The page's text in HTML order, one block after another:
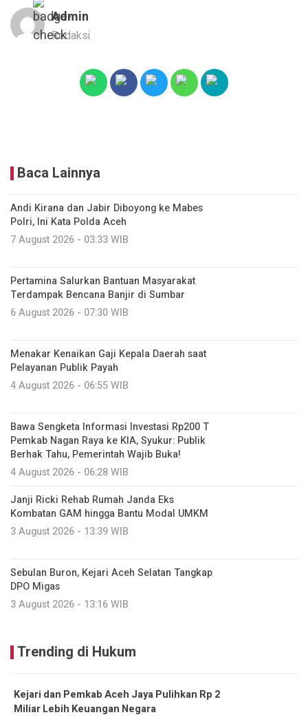
Admin
Redaksi
Baca Lainnya
Andi Kirana dan Jabir Diboyong ke Mabes
Polri, Ini Kata Polda Aceh
7 August 2026 - 03:33 WIB
Pertamina Salurkan Bantuan Masyarakat
Terdampak Bencana Banjir di Sumbar
6 August 2026 - 07:30 WIB
Menakar Kenaikan Gaji Kepala Daerah saat
Pelayanan Publik Payah
4 August 2026 - 06:55 WIB
Bawa Sengketa Informasi Investasi Rp200 T
Pemkab Nagan Raya ke KIA, Syukur: Publik
Berhak Tahu, Pemerintah Wajib Buka!
4 August 2026 - 06:28 WIB
Janji Ricki Rehab Rumah Janda Eks
Kombatan GAM hingga Bantu Modal UMKM
3 August 2026 - 13:39 WIB
Sebulan Buron, Kejari Aceh Selatan Tangkap
DPO Migas
3 August 2026 - 13:16 WIB
Trending di Hukum
Kejari dan Pemkab Aceh Jaya Pulihkan Rp 2
Miliar Lebih Keuangan Negara